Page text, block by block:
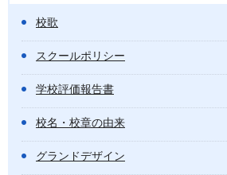
校歌
スクールポリシー
学校評価報告書
校名・校章の由来
グランドデザイン